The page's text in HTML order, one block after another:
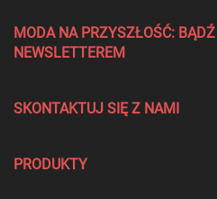
MODA NA PRZYSZŁOŚĆ:
NEWSLETTEREM
SKONTAKTUJ SIĘ Z NAMI
PRODUKTY